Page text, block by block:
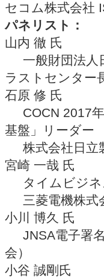
セコム株式会社
パネリスト：
山内 徹 氏
一般財団法人
ラストセンター
石原 修 氏
COCN 2017年
基盤」リーダー
株式会社日立
宮崎 一哉 氏
タイムビジネ
三菱電機株式
小川 博久 氏
JNSA電子署名
会）
小谷 誠剛氏